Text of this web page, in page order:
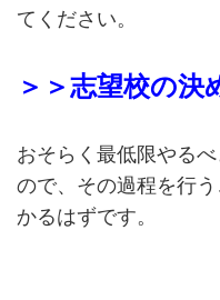
てください。
＞＞志望校の決
おそらく最低限やる
ので、その過程を行
かるはずです。